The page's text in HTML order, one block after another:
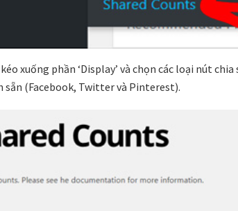
xuống phần ‘Display’ và chọn các loại nút
sẵn (Facebook, Twitter và Pinterest).